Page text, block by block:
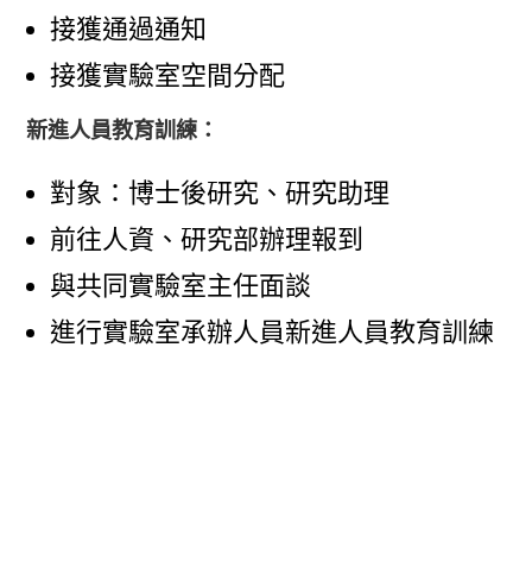
接獲通過通知
接獲實驗室空間分配
新進人員教育訓練：
對象：博士後研究、研究助理
前往人資、研究部辦理報到
與共同實驗室主任面談
進行實驗室承辦人員新進人員教育訓練